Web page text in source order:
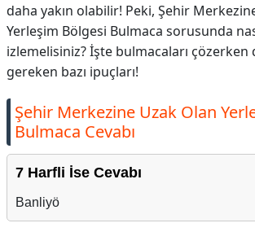
daha yakın olabilir! Peki, Şehir
Yerleşim Bölgesi Bulmaca sorusunda
izlemelisiniz? İşte bulmacaları
gereken bazı ipuçları!
Şehir Merkezine Uzak Olan
Bulmaca Cevabı
7 Harfli İse Cevabı
Banliyö